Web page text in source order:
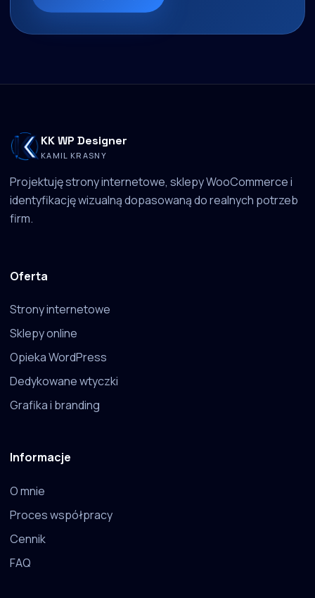
KK WP Designer
KAMIL KRASNY
Projektuję strony internetowe, sklepy WooCommerce i
identyfikację wizualną dopasowaną do realnych potrzeb
firm.
Oferta
Strony internetowe
Sklepy online
Opieka WordPress
Dedykowane wtyczki
Grafika i branding
Informacje
O mnie
Proces współpracy
Cennik
FAQ